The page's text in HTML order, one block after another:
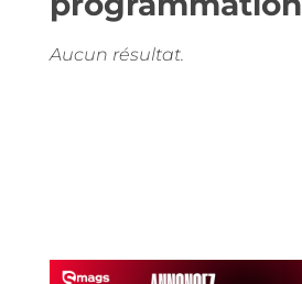
Aucun résultat.